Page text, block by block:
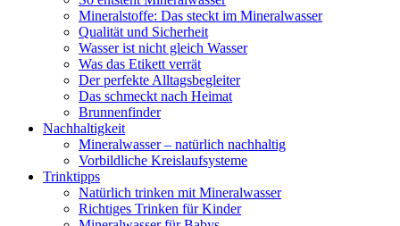
Mineralstoffe: Das steckt im Mineralwasser
Qualität und Sicherheit
Wasser ist nicht gleich Wasser
Was das Etikett verrät
Der perfekte Alltagsbegleiter
Das schmeckt nach Heimat
Brunnenfinder
Nachhaltigkeit
Mineralwasser – natürlich nachhaltig
Vorbildliche Kreislaufsysteme
Trinktipps
Natürlich trinken mit Mineralwasser
Richtiges Trinken für Kinder